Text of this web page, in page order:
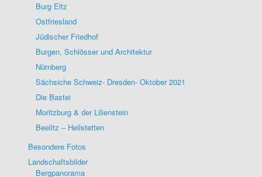
Burg Eltz
Ostfriesland
Jüdischer Friedhof
Burgen, Schlösser und Architektur
Nürnberg
Sächsiche Schweiz- Dresden- Oktober 2021
Die Bastei
Moritzburg & der Lilienstein
Beelitz – Heilstetten
Besondere Fotos
Landschaftsbilder
Bergpanorama